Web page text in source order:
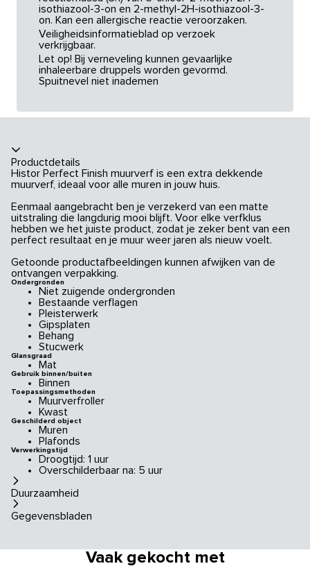
isothiazool-3-on en 2-methyl-2H-isothiazool-3-
on. Kan een allergische reactie veroorzaken.
Veiligheidsinformatieblad op verzoek
verkrijgbaar.
Let op! Bij verneveling kunnen gevaarlijke
inhaleerbare druppels worden gevormd.
Spuitnevel niet inademen
Productdetails
Histor Perfect Finish muurverf is een extra dekkende
muurverf, ideaal voor alle muren in jouw huis.
Eenmaal aangebracht ben je verzekerd van een matte
uitstraling die langdurig mooi blijft. Voor elke verfklus
hebben we het juiste product, zodat je zeker bent van een
perfect resultaat en je muur weer jaren als nieuw voelt.
Getoonde productafbeeldingen kunnen afwijken van de
ontvangen verpakking.
Ondergronden
Niet zuigende ondergronden
Bestaande verflagen
Pleisterwerk
Gipsplaten
Behang
Stucwerk
Glansgraad
Mat
Gebruik binnen/buiten
Binnen
Toepassingsmethoden
Muurverfroller
Kwast
Geschilderd object
Muren
Plafonds
Verwerkingstijd
Droogtijd: 1 uur
Overschilderbaar na: 5 uur
Duurzaamheid
Gegevensbladen
Vaak gekocht met